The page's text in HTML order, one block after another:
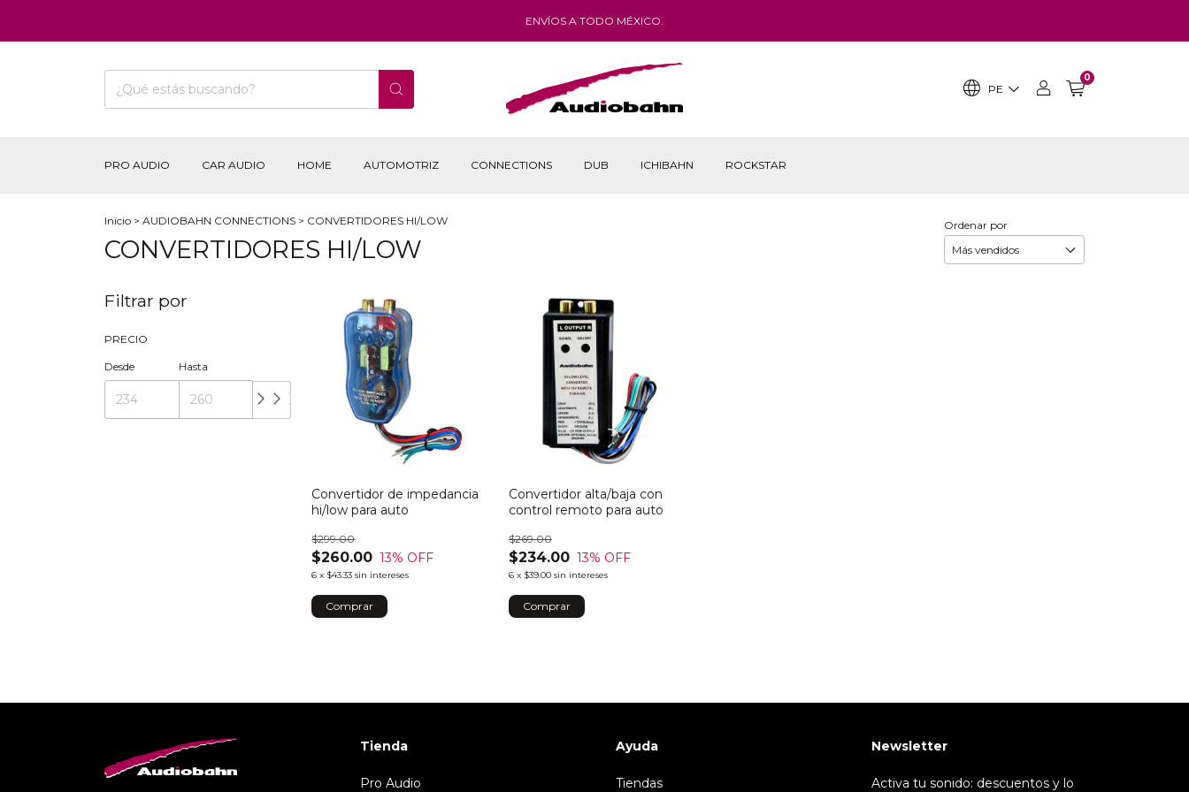
ENVÍOS A TODO MÉXICO.
PE
0
PRO AUDIO CAR AUDIO HOME AUTOMOTRIZ CONNECTIONS DUB ICHIBAHN ROCKSTAR
Inicio > AUDIOBAHN CONNECTIONS > CONVERTIDORES HI/LOW
CONVERTIDORES HI/LOW
Ordenar por
Filtrar por
PRECIO
Desde Hasta
Convertidor de impedancia
hi/low para auto
$260.00
$299.00
13% OFF
6 x $43.33 sin intereses
Convertidor alta/baja con
control remoto para auto
$234.00
$269.00
13% OFF
6 x $39.00 sin intereses
Tienda
Pro Audio
Ayuda
Tiendas
Newsletter
Activa tu sonido: descuentos y lo